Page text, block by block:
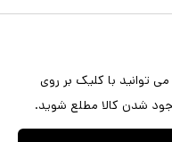
توانید با کلیک بر روی
شدن کالا مطلع شوید.